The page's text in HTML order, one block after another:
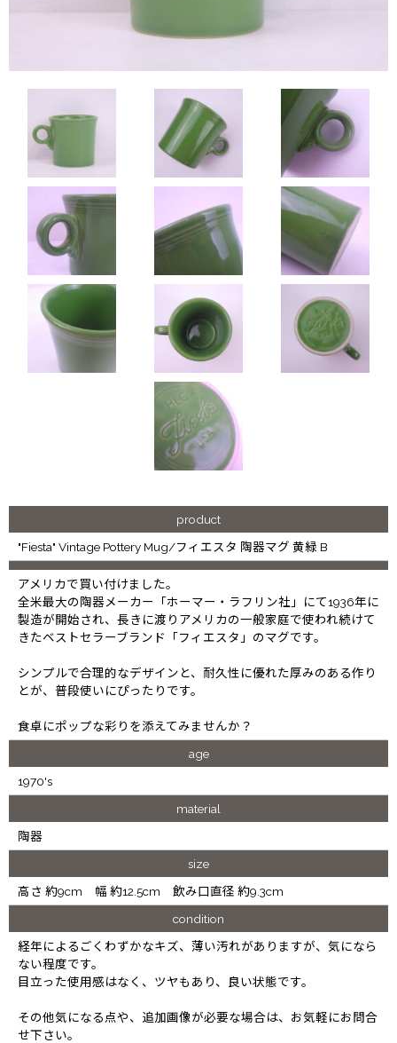
product
"Fiesta" Vintage Pottery Mug/フィエスタ 陶器マグ 黄緑 B
アメリカで買い付けました。
全米最大の陶器メーカー「ホーマー・ラフリン社」にて1936年に
製造が開始され、長きに渡りアメリカの一般家庭で使われ続けて
きたベストセラーブランド「フィエスタ」のマグです。
シンプルで合理的なデザインと、耐久性に優れた厚みのある作り
とが、普段使いにぴったりです。
食卓にポップな彩りを添えてみませんか？
age
1970's
material
陶器
size
高さ 約9cm 幅 約12.5cm 飲み口直径 約9.3cm
condition
経年によるごくわずかなキズ、薄い汚れがありますが、気になら
ない程度です。
目立った使用感はなく、ツヤもあり、良い状態です。
その他気になる点や、追加画像が必要な場合は、お気軽にお問合
せ下さい。